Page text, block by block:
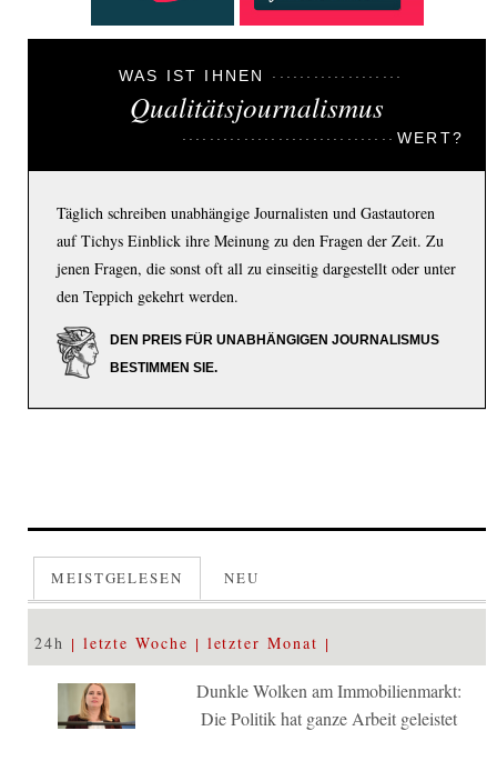
WAS IST IHNEN
Qualitätsjournalismus
WERT?
Täglich schreiben unabhängige Journalisten und Gastautoren
auf Tichys Einblick ihre Meinung zu den Fragen der Zeit. Zu
jenen Fragen, die sonst oft all zu einseitig dargestellt oder unter
den Teppich gekehrt werden.
DEN PREIS FÜR UNABHÄNGIGEN JOURNALISMUS
BESTIMMEN SIE.
MEISTGELESEN NEU
24h letzte Woche letzter Monat
Dunkle Wolken am Immobilienmarkt:
Die Politik hat ganze Arbeit geleistet